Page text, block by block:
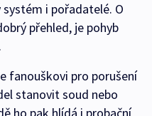
i pořadatelé. O
přehled, je pohyb
fanouškovi pro porušení
stanovit soud nebo